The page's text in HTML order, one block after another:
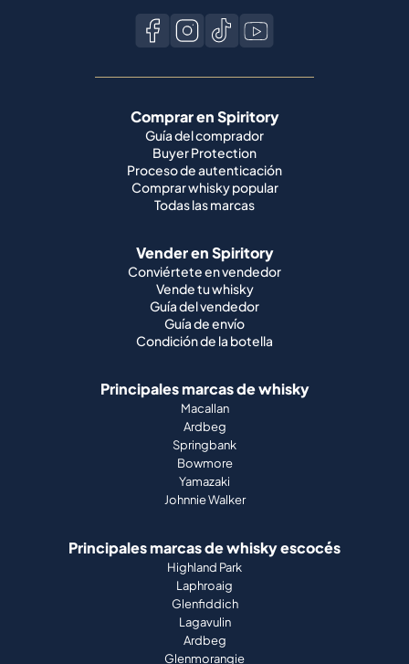
Comprar en Spiritory
Guía del comprador
Buyer Protection
Proceso de autenticación
Comprar whisky popular
Todas las marcas
Vender en Spiritory
Conviértete en vendedor
Vende tu whisky
Guía del vendedor
Guía de envío
Condición de la botella
Principales marcas de whisky
Macallan
Ardbeg
Springbank
Bowmore
Yamazaki
Johnnie Walker
Principales marcas de whisky escocés
Highland Park
Laphroaig
Glenfiddich
Lagavulin
Ardbeg
Glenmorangie